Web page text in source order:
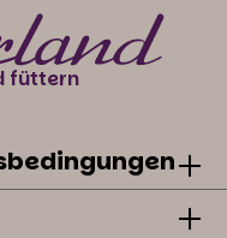
füttern